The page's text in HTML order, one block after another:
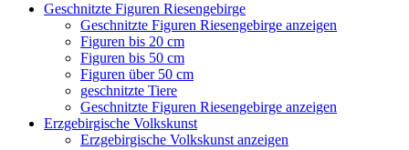
Geschnitzte Figuren Riesengebirge
Geschnitzte Figuren Riesengebirge anzeigen
Figuren bis 20 cm
Figuren bis 50 cm
Figuren über 50 cm
geschnitzte Tiere
Geschnitzte Figuren Riesengebirge anzeigen
Erzgebirgische Volkskunst
Erzgebirgische Volkskunst anzeigen